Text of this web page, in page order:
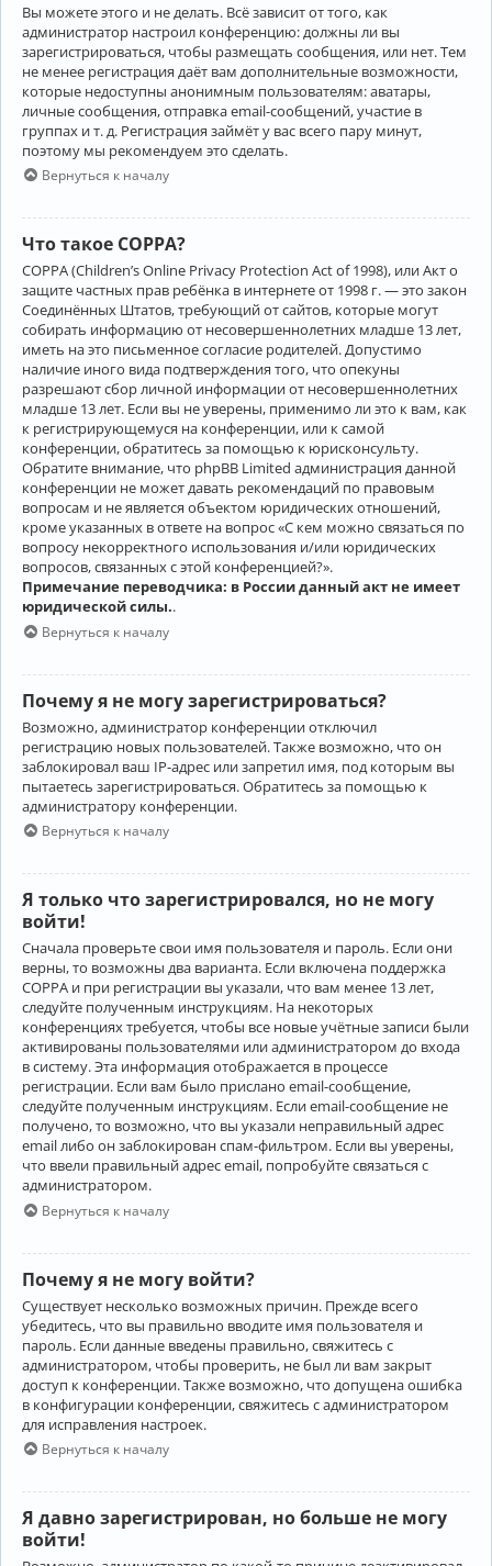
Вы можете этого и не делать. Всё зависит от того, как
администратор настроил конференцию: должны ли вы
зарегистрироваться, чтобы размещать сообщения, или нет. Тем
не менее регистрация даёт вам дополнительные возможности,
которые недоступны анонимным пользователям: аватары,
личные сообщения, отправка email-сообщений, участие в
группах и т. д. Регистрация займёт у вас всего пару минут,
поэтому мы рекомендуем это сделать.
Вернуться к началу
Что такое COPPA?
COPPA (Children’s Online Privacy Protection Act of 1998), или Акт о
защите частных прав ребёнка в интернете от 1998 г. — это закон
Соединённых Штатов, требующий от сайтов, которые могут
собирать информацию от несовершеннолетних младше 13 лет,
иметь на это письменное согласие родителей. Допустимо
наличие иного вида подтверждения того, что опекуны
разрешают сбор личной информации от несовершеннолетних
младше 13 лет. Если вы не уверены, применимо ли это к вам, как
к регистрирующемуся на конференции, или к самой
конференции, обратитесь за помощью к юрисконсульту.
Обратите внимание, что phpBB Limited администрация данной
конференции не может давать рекомендаций по правовым
вопросам и не является объектом юридических отношений,
кроме указанных в ответе на вопрос «С кем можно связаться по
вопросу некорректного использования и/или юридических
вопросов, связанных с этой конференцией?».
Примечание переводчика: в России данный акт не имеет
юридической силы..
Вернуться к началу
Почему я не могу зарегистрироваться?
Возможно, администратор конференции отключил
регистрацию новых пользователей. Также возможно, что он
заблокировал ваш IP-адрес или запретил имя, под которым вы
пытаетесь зарегистрироваться. Обратитесь за помощью к
администратору конференции.
Вернуться к началу
Я только что зарегистрировался, но не могу
войти!
Сначала проверьте свои имя пользователя и пароль. Если они
верны, то возможны два варианта. Если включена поддержка
COPPA и при регистрации вы указали, что вам менее 13 лет,
следуйте полученным инструкциям. На некоторых
конференциях требуется, чтобы все новые учётные записи были
активированы пользователями или администратором до входа
в систему. Эта информация отображается в процессе
регистрации. Если вам было прислано email-сообщение,
следуйте полученным инструкциям. Если email-сообщение не
получено, то возможно, что вы указали неправильный адрес
email либо он заблокирован спам-фильтром. Если вы уверены,
что ввели правильный адрес email, попробуйте связаться с
администратором.
Вернуться к началу
Почему я не могу войти?
Существует несколько возможных причин. Прежде всего
убедитесь, что вы правильно вводите имя пользователя и
пароль. Если данные введены правильно, свяжитесь с
администратором, чтобы проверить, не был ли вам закрыт
доступ к конференции. Также возможно, что допущена ошибка
в конфигурации конференции, свяжитесь с администратором
для исправления настроек.
Вернуться к началу
Я давно зарегистрирован, но больше не могу
войти!